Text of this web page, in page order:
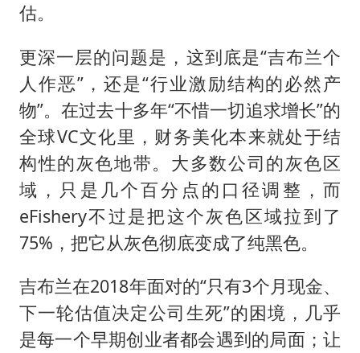
估。
更深一层的问题是，这到底是“吉布兰个
人作恶”，还是“行业激励结构的必然产
物”。在过去十多年“不惜一切追求增长”的
全球VC文化里，财务美化本来就处于结
构性的灰色地带。大多数公司的灰色区
域，只是几个百分点的口径调整，而
eFishery不过是把这个灰色区域拉到了
75%，把它从灰色彻底变成了纯黑色。
吉布兰在2018年面对的“只有3个月现金、
下一轮估值决定公司生死”的困境，几乎
是每一个早期创业者都会遇到的局面；让